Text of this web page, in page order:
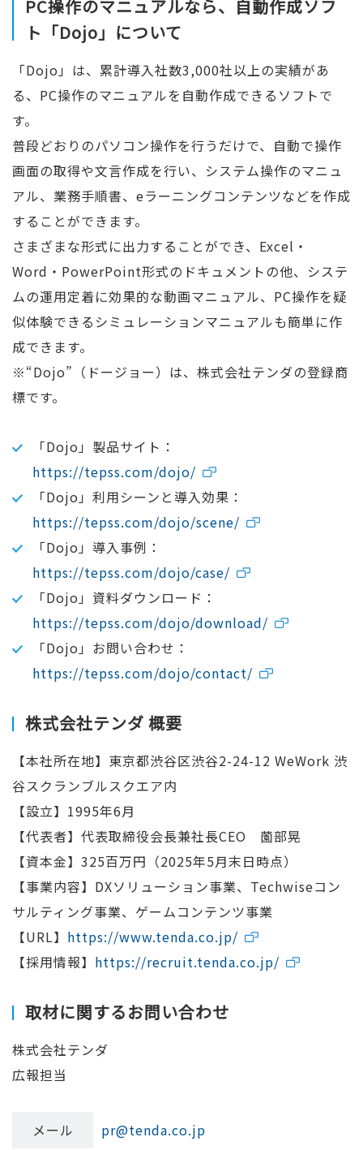
PC操作のマニュアルなら、自動作成ソフ
ト「Dojo」について
「Dojo」は、累計導入社数3,000社以上の実績があ
る、PC操作のマニュアルを自動作成できるソフトで
す。
普段どおりのパソコン操作を行うだけで、自動で操作
画面の取得や文言作成を行い、システム操作のマニュ
アル、業務手順書、eラーニングコンテンツなどを作成
することができます。
さまざまな形式に出力することができ、Excel・
Word・PowerPoint形式のドキュメントの他、システ
ムの運用定着に効果的な動画マニュアル、PC操作を疑
似体験できるシミュレーションマニュアルも簡単に作
成できます。
※“Dojo”（ドージョー）は、株式会社テンダの登録商
標です。
「Dojo」製品サイト：
https://tepss.com/dojo/
「Dojo」利用シーンと導入効果：
https://tepss.com/dojo/scene/
「Dojo」導入事例：
https://tepss.com/dojo/case/
「Dojo」資料ダウンロード：
https://tepss.com/dojo/download/
「Dojo」お問い合わせ：
https://tepss.com/dojo/contact/
株式会社テンダ 概要
【本社所在地】東京都渋谷区渋谷2-24-12 WeWork 渋
谷スクランブルスクエア内
【設立】1995年6月
【代表者】代表取締役会長兼社長CEO 薗部晃
【資本金】325百万円（2025年5月末日時点）
【事業内容】DXソリューション事業、Techwiseコン
サルティング事業、ゲームコンテンツ事業
【URL】 https://www.tenda.co.jp/
【採用情報】 https://recruit.tenda.co.jp/
取材に関するお問い合わせ
株式会社テンダ
広報担当
メール pr@tenda.co.jp